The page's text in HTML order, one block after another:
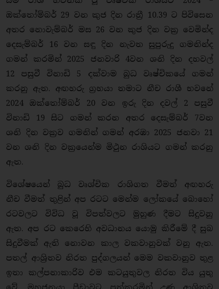
ඔක්තෝම්බර් 29 වන කුජ දින රාත්‍රී 10.39 ට පිවිසෙන
අතර නොවැම්බර් මස 26 වන කුජ දින වක්‍ර වෙමින්ද
දෙසැම්බර් 16 වන සඳු දින නැවත සුපුරුදු ගමනින්ද
ගමන් කරමින් 2025 ජනවාරි 4වන ශනි දින දහවල්
12 පසුවී විනාඩි 5 දක්වාම බුධ වෘෂ්චිකයේ ගමන්
කරනු ඇත. අඟහරු ග්‍රහයා තමාට නීච රාශී භවනේ
2024 ඔක්තෝම්බර් 20 වන ඉරු දින දවල් 2 පසුවී
විනාඩි 19 සිට ගමන් කරන අතර දෙසැම්බර් 7වන
ශනි දින වක්‍රව ගමනින් ගමන් අරඹා 2025 ජනවා 21
වන ශනි දින වක්‍රයෙන්ම මිථුන රාශියට ගමන් කරනු
ඇත.
විශේෂයෙන් බුධ වෘශ්චික රාශිගත වීමත් අඟහරු
නීච වීමත් තුළින් අප රටට මෙන්ම ලෝකයේ බොහෝ
රටවලට විවිධ වූ විපත්වලට මුහුණ දීමට සිදුවනු
ඇත. අප රට කෙරෙහි අවධානය යොමු කිරීමේ දී සුබ
සිදුවීමක් ඇති නොවන කාල වකවානුවක් වනු ඇත.
පතල් ආශ්‍රිතව නිරත පුද්ගලයන් මෙම වකවානුව තුළ
ඉතා කල්පනාකාරිව එම කටයුතුවල නිරත විය යුතු